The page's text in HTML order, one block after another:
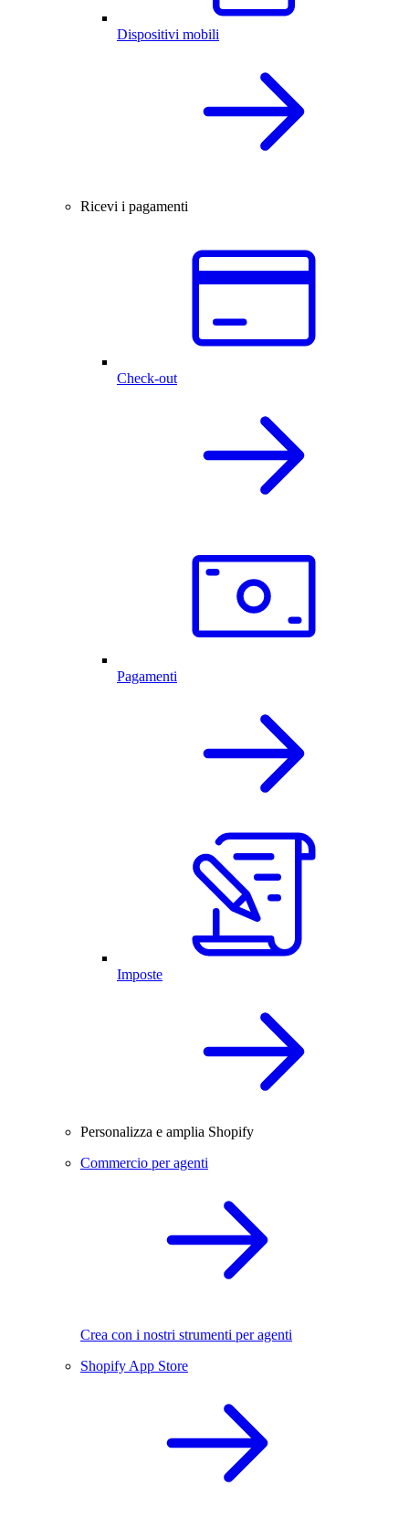
Dispositivi mobili
Ricevi i pagamenti
Check-out
Pagamenti
Imposte
Personalizza e amplia Shopify
Commercio per agenti
Crea con i nostri strumenti per agenti
Shopify App Store